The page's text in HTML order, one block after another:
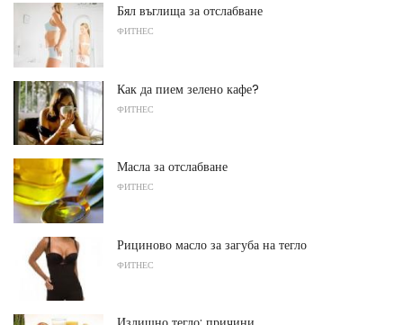
Бял въглища за отслабване
ФИТНЕС
Как да пием зелено кафе?
ФИТНЕС
Масла за отслабване
ФИТНЕС
Рициново масло за загуба на тегло
ФИТНЕС